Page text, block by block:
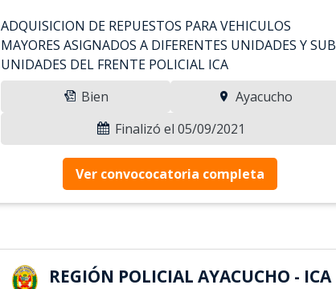
ADQUISICION DE REPUESTOS PARA VEHICULOS
MAYORES ASIGNADOS A DIFERENTES UNIDADES Y SUB
UNIDADES DEL FRENTE POLICIAL ICA
Bien
Ayacucho
Finalizó el 05/09/2021
Ver convococatoria completa
REGIÓN POLICIAL AYACUCHO - ICA